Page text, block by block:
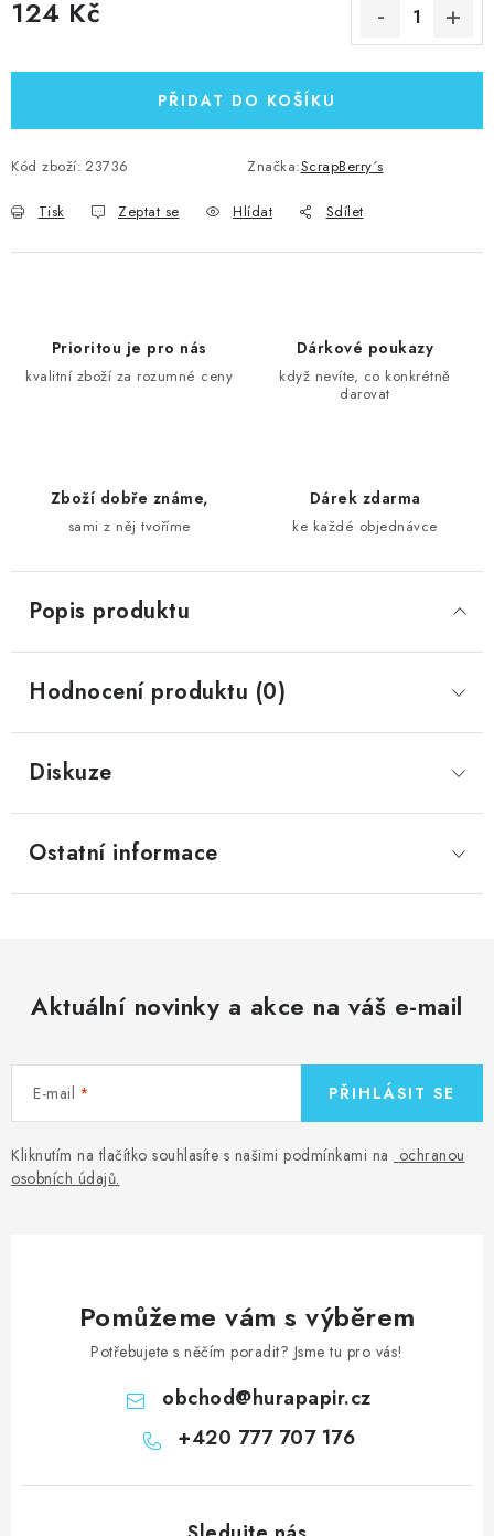
124 Kč
PŘIDAT DO KOŠÍKU
Kód zboží: 23736 Značka:ScrapBerry´s
Tisk Zeptat se Hlídat Sdílet
Prioritou je pro nás
kvalitní zboží za rozumné ceny
Dárkové poukazy
když nevíte, co konkrétně
darovat
Zboží dobře známe,
sami z něj tvoříme
Dárek zdarma
ke každé objednávce
Popis produktu
Hodnocení produktu (0)
Diskuze
Ostatní informace
Aktuální novinky a akce na váš e-mail
E-mail
Kliknutím na tlačítko souhlasíte s našimi podmínkami na ochranou
osobních údajů.
PŘIHLÁSIT SE
Pomůžeme vám s výběrem
Potřebujete s něčím poradit? Jsme tu pro vás!
obchod@hurapapir.cz
+420 777 707 176